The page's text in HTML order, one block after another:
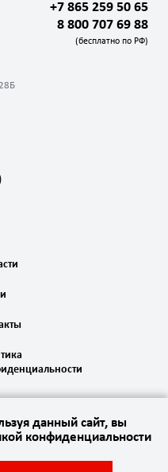
+7 865 259 50 65
8 800 707 69 88
(бесплатно по РФ)
данный сайт, вы
конфиденциальности